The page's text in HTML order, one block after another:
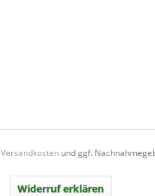
Versandkostenund ggf.
Widerruf erklären